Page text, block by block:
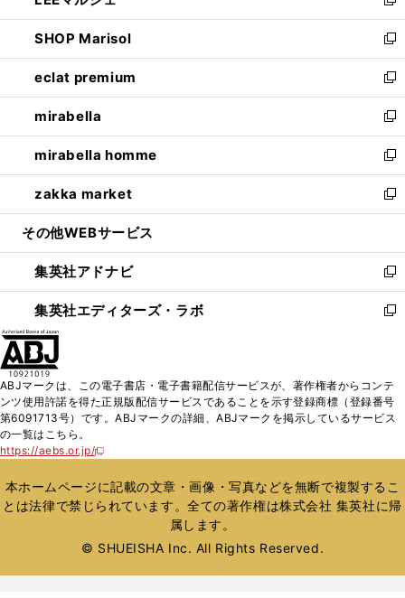
開
く
ウ
で
開
く
ン
ド
ウ
で
開
く
ウ
ィ
ン
ド
ウ
で
開
く
新
し
い
ウ
ィ
ン
ド
ウ
で
開
く
SHOP Marisol
新
し
い
ウ
ィ
ン
ド
ウ
で
開
eclat premium
新
し
い
ウ
ィ
ン
ド
ウ
開
く
mirabella
新
し
い
ウ
ィ
ン
ウ
で
開
く
mirabella homme
新
し
い
ウ
ン
ド
ウ
で
zakka market
新
し
ウ
ィ
ン
ド
く
その他WEBサービス
集英社アドナビ
新
し
い
ド
ウ
で
集英社エディターズ・ラボ
新
ィ
ン
ド
開
く
ABJマークは、この電子書店・電子書籍配信サービスが、著作権者からコンテ
ンツ使用許諾を得た正規版配信サービスであることを示す登録商標（登録番号
第6091713号）です。ABJマークの詳細、ABJマークを掲示しているサービス
の一覧はこちら。
https://aebs.or.jp/
新
い
ウ
ィ
ウ
本ホームページに記載の文章・画像・写真などを無断で複製するこ
とは法律で禁じられています。全ての著作権は株式会社 集英社に帰
属します。
© SHUEISHA Inc. All Rights Reserved.